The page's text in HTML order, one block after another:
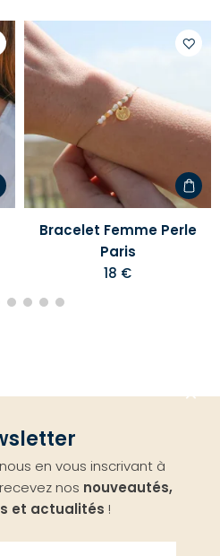
votre
liste
Bracelet Femme Perle
Paris
18 €
en vous inscrivant à
nos nouveautés,
et actualités !